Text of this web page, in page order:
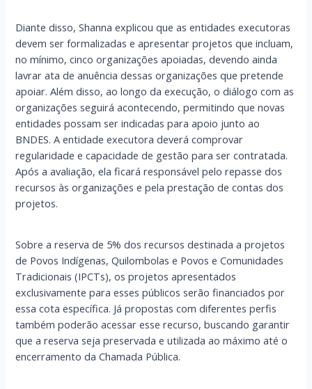
Diante disso, Shanna explicou que as entidades executoras
devem ser formalizadas e apresentar projetos que incluam,
no mínimo, cinco organizações apoiadas, devendo ainda
lavrar ata de anuência dessas organizações que pretende
apoiar. Além disso, ao longo da execução, o diálogo com as
organizações seguirá acontecendo, permitindo que novas
entidades possam ser indicadas para apoio junto ao
BNDES. A entidade executora deverá comprovar
regularidade e capacidade de gestão para ser contratada.
Após a avaliação, ela ficará responsável pelo repasse dos
recursos às organizações e pela prestação de contas dos
projetos.
Sobre a reserva de 5% dos recursos destinada a projetos
de Povos Indígenas, Quilombolas e Povos e Comunidades
Tradicionais (IPCTs), os projetos apresentados
exclusivamente para esses públicos serão financiados por
essa cota específica. Já propostas com diferentes perfis
também poderão acessar esse recurso, buscando garantir
que a reserva seja preservada e utilizada ao máximo até o
encerramento da Chamada Pública.